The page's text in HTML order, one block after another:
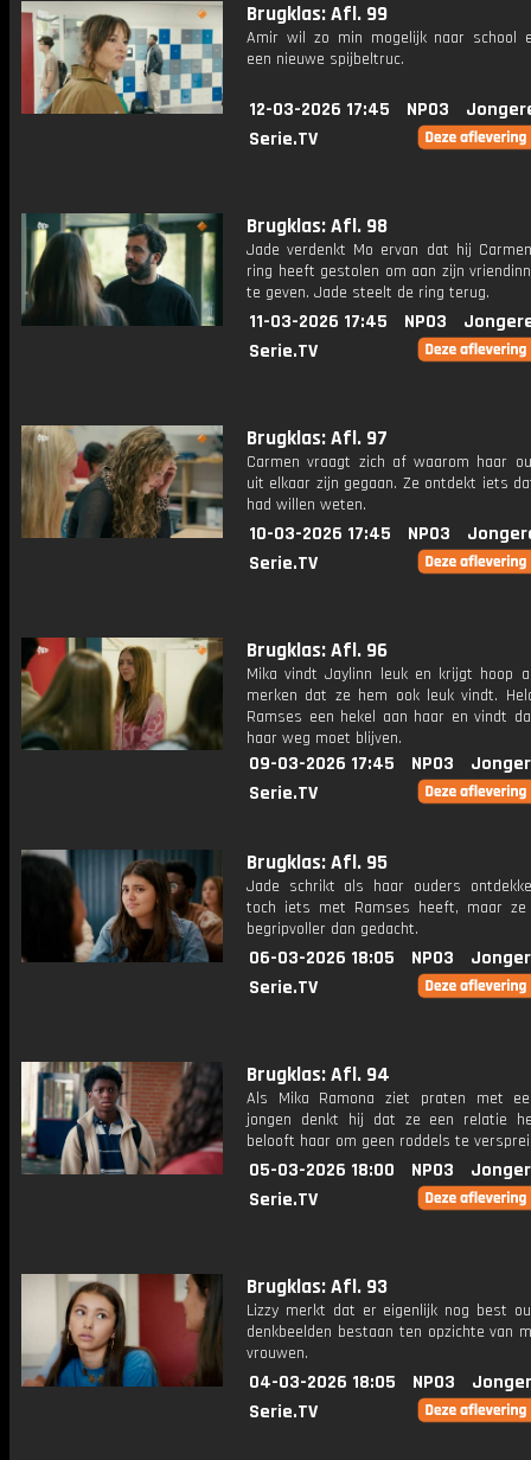
Brugklas: Afl. 99
Amir wil zo min mogelijk naar school
een nieuwe spijbeltruc.
12-03-2026 17:45 NPO3
Serie.TV
Brugklas: Afl. 98
Jade verdenkt Mo ervan dat hij
ring heeft gestolen om aan zijn
te geven. Jade steelt de ring terug.
11-03-2026 17:45 NPO3
Serie.TV
Brugklas: Afl. 97
Carmen vraagt zich af waarom haar
uit elkaar zijn gegaan. Ze ontdekt iets
had willen weten.
10-03-2026 17:45 NPO3
Serie.TV
Brugklas: Afl. 96
Mika vindt Jaylinn leuk en krijgt hoop
merken dat ze hem ook leuk vindt.
Ramses een hekel aan haar en vindt
haar weg moet blijven.
09-03-2026 17:45 NPO3
Serie.TV
Brugklas: Afl. 95
Jade schrikt als haar ouders
toch iets met Ramses heeft, maar ze
begripvoller dan gedacht.
06-03-2026 18:05 NPO3
Serie.TV
Brugklas: Afl. 94
Als Mika Ramona ziet praten met
jongen denkt hij dat ze een relatie
belooft haar om geen roddels te
05-03-2026 18:00 NPO3
Serie.TV
Brugklas: Afl. 93
Lizzy merkt dat er eigenlijk nog best
denkbeelden bestaan ten opzichte van
vrouwen.
04-03-2026 18:05 NPO3
Serie.TV